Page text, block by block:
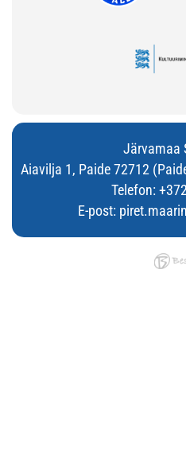
Järvamaa
Aiavilja 1, Paide 72712
Telefon:
E-post: